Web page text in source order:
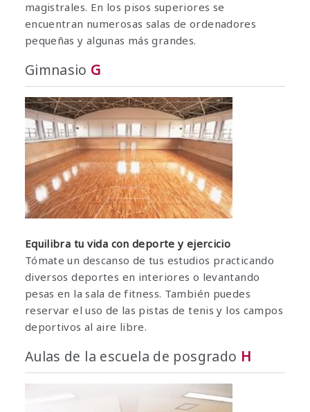
magistrales. En los pisos superiores se
encuentran numerosas salas de ordenadores
pequeñas y algunas más grandes.
Gimnasio G
Equilibra tu vida con deporte y ejercicio
Tómate un descanso de tus estudios practicando
diversos deportes en interiores o levantando
pesas en la sala de fitness. También puedes
reservar el uso de las pistas de tenis y los campos
deportivos al aire libre.
Aulas de la escuela de posgrado H